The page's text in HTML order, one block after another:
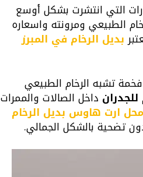
التي انتشرت بشكل أوسع
الطبيعي ومرونته واسعاره
بديل الرخام في المبرز
تشبه الرخام الطبيعي
داخل الصالات والممرات
محل ارت هاوس بديل الرخام
تضحية بالشكل الجمالي.